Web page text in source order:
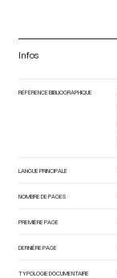
Infos
RÉFÉRENCE BIBLIOGRAPHIQUE
LANGUE PRINCIPALE
NOMBRE DE PAGES
PREMIÈRE PAGE
DERNIÈRE PAGE
TYPOLOGIE DOCUMENTAIRE